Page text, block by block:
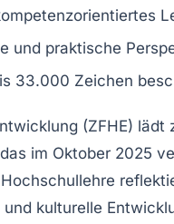
und praktische
33.000 Zeichen
(ZFHE) lädt
im Oktober 2025
und kulturelle